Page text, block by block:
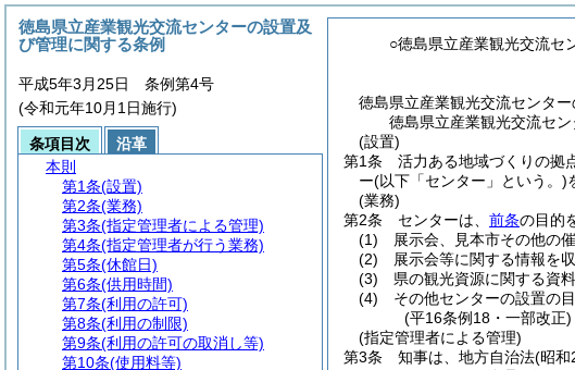
○徳島県立産業観光交流セ
徳島県立産業観光交流センタ
徳島県立産業観光交流セ
(設置)
第1条
活力ある地域づくりの拠
ー(以下「センター」という。)
(業務)
第2条
センターは、 前条の目的
(1)
展示会、見本市その他の
(2)
展示会等に関する情報を
(3)
県の観光資源に関する資
(4)
その他センターの設置の
(平16条例18・一部改正)
(指定管理者による管理)
第3条
知事は、地方自治法(昭和
徳島県立産業観光交流センターの設置及
び管理に関する条例
平成5年3月25日 条例第4号
(令和元年10月1日施行)
条項目次
沿革
本則
第1条(設置)
第2条(業務)
第3条(指定管理者による管理)
第4条(指定管理者が行う業務)
第5条(休館日)
第6条(供用時間)
第7条(利用の許可)
第8条(利用の制限)
第9条(利用の許可の取消し等)
第10条(使用料等)